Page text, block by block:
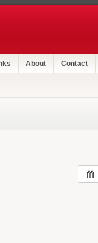
About Contact